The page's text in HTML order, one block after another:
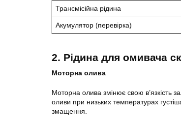
Трансмісійна рідина
Акумулятор (перевірка)
2. Рідина для омивача
Моторна олива
Моторна олива змінює свою в’язкість
оливи при низьких температурах
змащення.